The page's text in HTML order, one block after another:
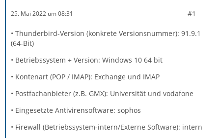
25. Mai 2022 um 08:31 #1
• Thunderbird-Version (konkrete Versionsnummer): 91.9.1
(64-Bit)
• Betriebssystem + Version: Windows 10 64 bit
• Kontenart (POP / IMAP): Exchange und IMAP
• Postfachanbieter (z.B. GMX): Universität und vodafone
• Eingesetzte Antivirensoftware: sophos
• Firewall (Betriebssystem-intern/Externe Software): intern